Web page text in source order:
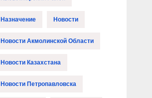
Назначение Новости
Новости Акмолинской Области
Новости Казахстана
Новости Петропавловска